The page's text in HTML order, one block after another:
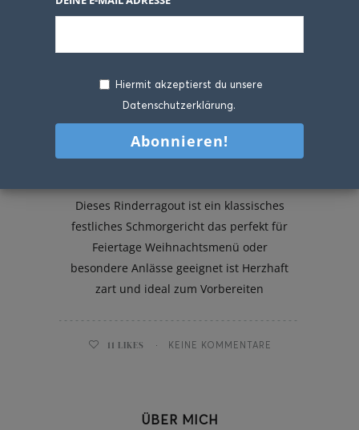
Dieses Rinderragout ist ein klassisches
festliches Schmorgericht das perfekt für
Feiertage Weihnachtsmenü oder
besondere Anlässe geeignet ist Herzhaft
zart und ideal zum Vorbereiten
11 LIKES KEINE KOMMENTARE
ÜBER MICH
Hiermit akzeptierst du unsere
Datenschutzerklärung.